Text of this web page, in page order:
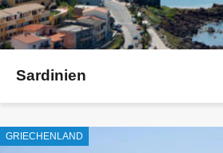
Sardinien
GRIECHENLAND